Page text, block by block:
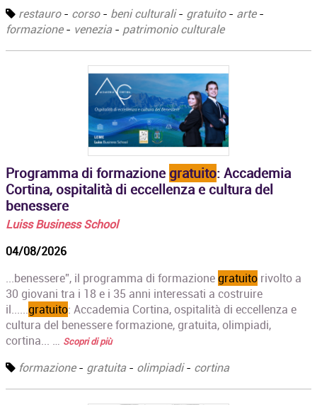
restauro- corso- beni culturali- gratuito- arte-
formazione- venezia- patrimonio culturale
Programma di formazione gratuito: Accademia
Cortina, ospitalità di eccellenza e cultura del
benessere
Luiss Business School
04/08/2026
...benessere”, il programma di formazionegratuito rivolto a
30 giovani tra i 18 e i 35 anni interessati a costruire
il......gratuito: Accademia Cortina, ospitalità di eccellenza e
cultura del benessere formazione, gratuita, olimpiadi,
cortina... … Scopri di più
formazione- gratuita- olimpiadi- cortina